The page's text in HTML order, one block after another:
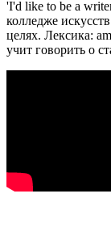
'I'd like to be a
колледже
целях. Лексика:
учит говорить о